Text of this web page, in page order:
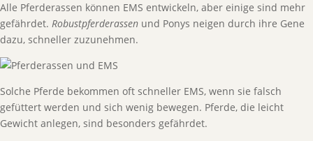
Alle Pferderassen können EMS entwickeln, aber einige sind mehr
gefährdet. Robustpferderassen und Ponys neigen durch ihre Gene
dazu, schneller zuzunehmen.
Solche Pferde bekommen oft schneller EMS, wenn sie falsch
gefüttert werden und sich wenig bewegen. Pferde, die leicht
Gewicht anlegen, sind besonders gefährdet.